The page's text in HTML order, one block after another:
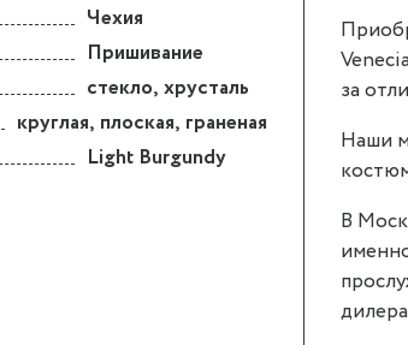
Чехия
Пришивание
стекло, хрусталь
круглая, плоская, граненая
Light Burgundy
за
Наши
В